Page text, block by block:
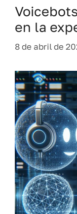
en la
8 de abril de